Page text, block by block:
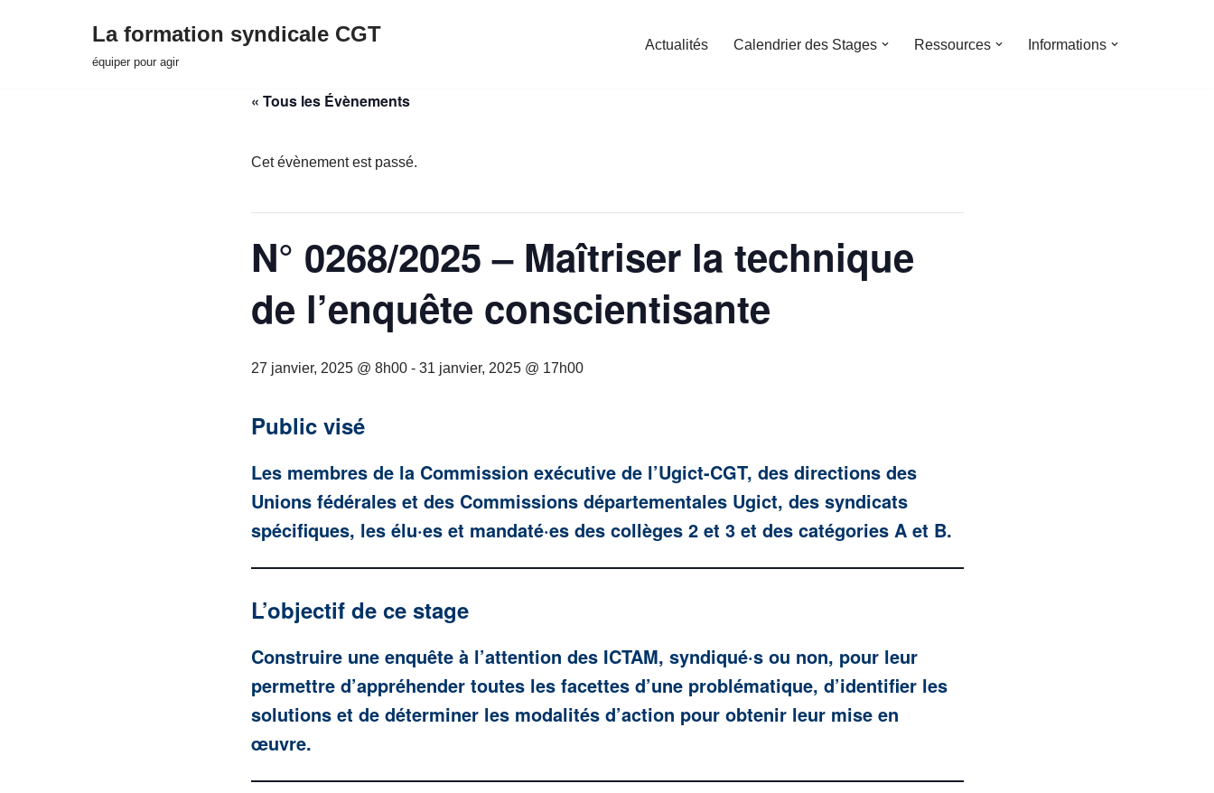
La formation syndicale CGT
équiper pour agir
Actualités Calendrier des Stages Ressources Informations
« Tous les Évènements
Cet évènement est passé.
N° 0268/2025 – Maîtriser la technique
de l’enquête conscientisante
27 janvier, 2025 @ 8h00- 31 janvier, 2025 @ 17h00
Public visé
Les membres de la Commission exécutive de l’Ugict-CGT, des directions des
Unions fédérales et des Commissions départementales Ugict, des syndicats
spécifiques, les élu·es et mandaté·es des collèges 2 et 3 et des catégories A et B.
L’objectif de ce stage
Construire une enquête à l’attention des ICTAM, syndiqué·s ou non, pour leur
permettre d’appréhender toutes les facettes d’une problématique, d’identifier les
solutions et de déterminer les modalités d’action pour obtenir leur mise en
œuvre.